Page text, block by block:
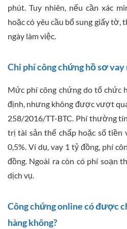
phút. Tuy nhiên, nếu cần xác
hoặc có yêu cầu bổ sung giấy tờ,
ngày làm việc.
Chi phí công chứng hồ sơ vay
Mức phí công chứng do tổ chức
định, nhưng không được vượt
258/2016/TT-BTC. Phí thường
trị tài sản thế chấp hoặc số tiền
0,5%. Ví dụ, vay 1 tỷ đồng, phí
đồng. Ngoài ra còn có phí soạn
dịch vụ.
Công chứng online có được
hàng không?